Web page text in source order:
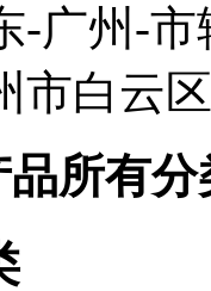
-广州-市
市白云
品所有分